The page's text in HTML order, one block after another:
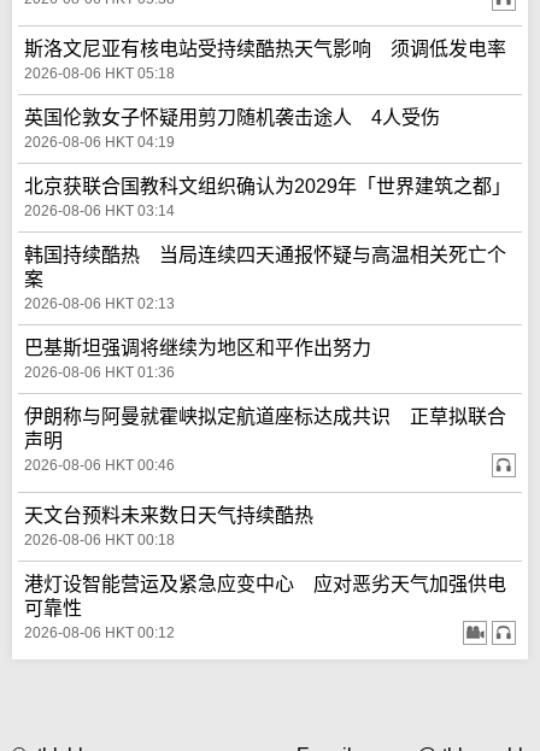
斯洛文尼亚有核电站受持续酷热天气影响 须调低发电率
2026-08-06 HKT 05:18
英国伦敦女子怀疑用剪刀随机袭击途人 4人受伤
2026-08-06 HKT 04:19
北京获联合国教科文组织确认为2029年「世界建筑之都」
2026-08-06 HKT 03:14
韩国持续酷热 当局连续四天通报怀疑与高温相关死亡个
案
2026-08-06 HKT 02:13
巴基斯坦强调将继续为地区和平作出努力
2026-08-06 HKT 01:36
伊朗称与阿曼就霍峡拟定航道座标达成共识 正草拟联合
声明
2026-08-06 HKT 00:46
天文台预料未来数日天气持续酷热
2026-08-06 HKT 00:18
港灯设智能营运及紧急应变中心 应对恶劣天气加强供电
可靠性
2026-08-06 HKT 00:12